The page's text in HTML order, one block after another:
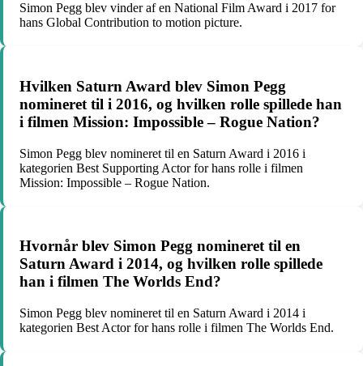
Simon Pegg blev vinder af en National Film Award i 2017 for
hans Global Contribution to motion picture.
Hvilken Saturn Award blev Simon Pegg
nomineret til i 2016, og hvilken rolle spillede han
i filmen Mission: Impossible – Rogue Nation?
Simon Pegg blev nomineret til en Saturn Award i 2016 i
kategorien Best Supporting Actor for hans rolle i filmen
Mission: Impossible – Rogue Nation.
Hvornår blev Simon Pegg nomineret til en
Saturn Award i 2014, og hvilken rolle spillede
han i filmen The Worlds End?
Simon Pegg blev nomineret til en Saturn Award i 2014 i
kategorien Best Actor for hans rolle i filmen The Worlds End.